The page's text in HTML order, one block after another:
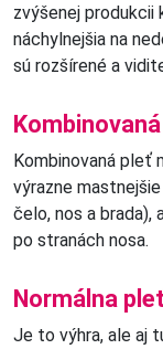
zvýšenej produkcii
náchylnejšia na
sú rozšírené a
Kombinovaná pleť
výrazne
čelo, nos a brada),
po stranách nosa.
Normálna
Je to výhra, ale aj